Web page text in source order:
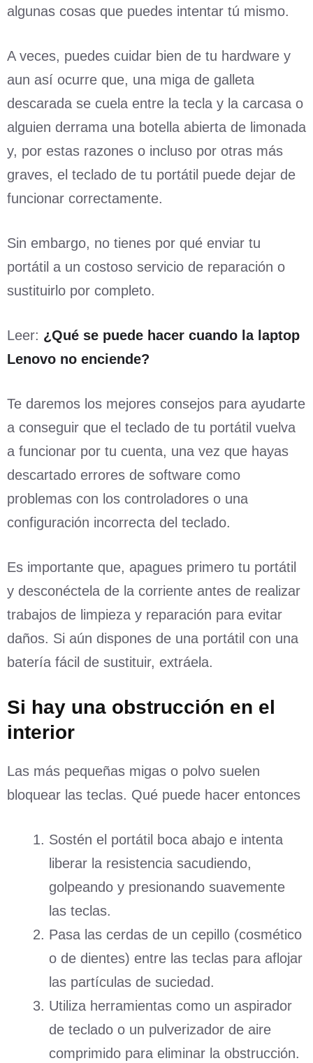
algunas cosas que puedes intentar tú mismo.
A veces, puedes cuidar bien de tu hardware y
aun así ocurre que, una miga de galleta
descarada se cuela entre la tecla y la carcasa o
alguien derrama una botella abierta de limonada
y, por estas razones o incluso por otras más
graves, el teclado de tu portátil puede dejar de
funcionar correctamente.
Sin embargo, no tienes por qué enviar tu
portátil a un costoso servicio de reparación o
sustituirlo por completo.
Leer: ¿Qué se puede hacer cuando la laptop
Lenovo no enciende?
Te daremos los mejores consejos para ayudarte
a conseguir que el teclado de tu portátil vuelva
a funcionar por tu cuenta, una vez que hayas
descartado errores de software como
problemas con los controladores o una
configuración incorrecta del teclado.
Es importante que, apagues primero tu portátil
y desconéctela de la corriente antes de realizar
trabajos de limpieza y reparación para evitar
daños. Si aún dispones de una portátil con una
batería fácil de sustituir, extráela.
Si hay una obstrucción en el
interior
Las más pequeñas migas o polvo suelen
bloquear las teclas. Qué puede hacer entonces
Sostén el portátil boca abajo e intenta
liberar la resistencia sacudiendo,
golpeando y presionando suavemente
las teclas.
Pasa las cerdas de un cepillo (cosmético
o de dientes) entre las teclas para aflojar
las partículas de suciedad.
Utiliza herramientas como un aspirador
de teclado o un pulverizador de aire
comprimido para eliminar la obstrucción.